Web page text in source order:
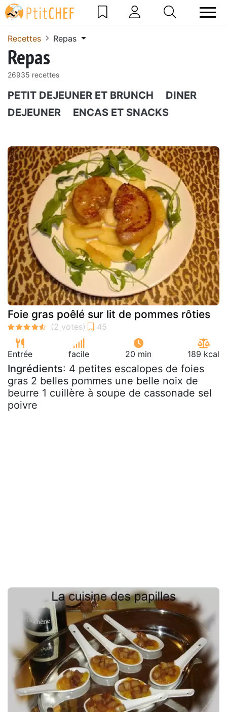
Recettes Repas
Repas
26935 recettes
PETIT DEJEUNER ET BRUNCH
DINER
DEJEUNER
ENCAS ET SNACKS
Foie gras poêlé sur lit de pommes rôties
Entrée facile 20 min 189 kcal
Ingrédients: 4 petites escalopes de foies
gras 2 belles pommes une belle noix de
beurre 1 cuillère à soupe de cassonade sel
poivre